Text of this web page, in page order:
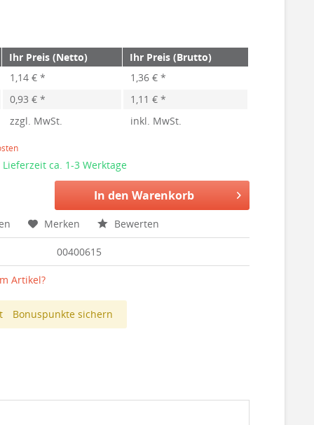
Ihr Preis (Netto)
Ihr Preis (Brutto)
1,14 € *
1,36 € *
0,93 € *
1,11 € *
zzgl. MwSt.
inkl. MwSt.
ca. 1-3 Werktage
In den Warenkorb
Merken Bewerten
00400615
Artikel?
Bonuspunkte sichern